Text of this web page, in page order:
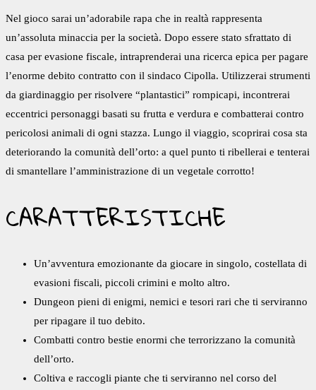
Nel gioco sarai un’adorabile rapa che in realtà rappresenta
un’assoluta minaccia per la società. Dopo essere stato sfrattato di
casa per evasione fiscale, intraprenderai una ricerca epica per pagare
l’enorme debito contratto con il sindaco Cipolla. Utilizzerai strumenti
da giardinaggio per risolvere “plantastici” rompicapi, incontrerai
eccentrici personaggi basati su frutta e verdura e combatterai contro
pericolosi animali di ogni stazza. Lungo il viaggio, scoprirai cosa sta
deteriorando la comunità dell’orto: a quel punto ti ribellerai e tenterai
di smantellare l’amministrazione di un vegetale corrotto!
CARATTERISTICHE
Un’avventura emozionante da giocare in singolo, costellata di
evasioni fiscali, piccoli crimini e molto altro.
Dungeon pieni di enigmi, nemici e tesori rari che ti serviranno
per ripagare il tuo debito.
Combatti contro bestie enormi che terrorizzano la comunità
dell’orto.
Coltiva e raccogli piante che ti serviranno nel corso del